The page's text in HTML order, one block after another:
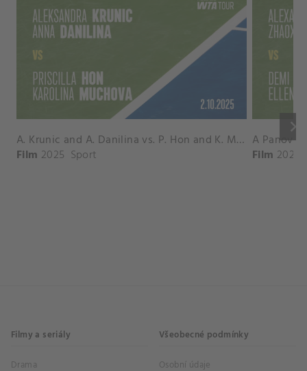
keyboard_arrow_right
A. Krunic and A. Danilina vs. P. Hon and K. Muchova Match Highlights - BEIJING_Capital Group Diamond ( October 02, 2025)
Film 2025 Sport Film 2026
Filmy a seriály
Drama
Všeobecné podmínky
Osobní údaje